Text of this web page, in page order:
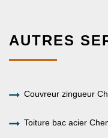
AUTRES
Couvreur zingueur
Toiture bac acier